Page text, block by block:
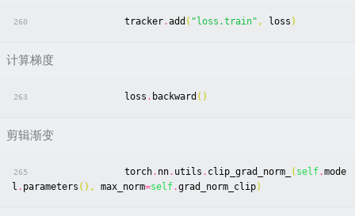
260 tracker.add ( "loss.train" , loss )
计算梯度
263 loss . backward ()
剪辑渐变
265 torch. nn. utils . clip_grad_norm_ ( self.mode
l . parameters (), max_norm=self.grad_norm_clip)